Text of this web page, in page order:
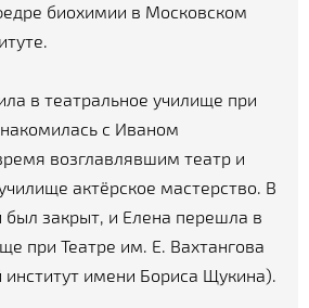
биохимии в Московском
в театральное училище при
с Иваном
возглавлявшим театр и
актёрское мастерство. В
был закрыт, и Елена перешла в
при Театре им. Е. Вахтангова
институт имени Бориса Щукина).